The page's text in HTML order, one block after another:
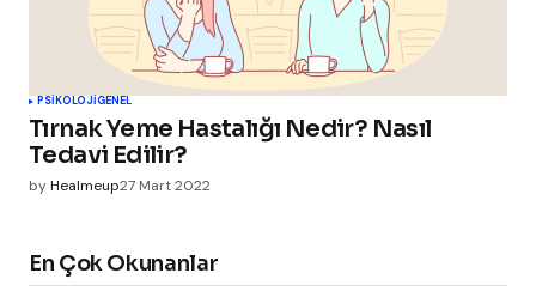
PSIKOLOJIGENEL
Tırnak Yeme Hastalığı Nedir? Nasıl
Tedavi Edilir?
byHealmeup27 Mart 2022
En Çok Okunanlar